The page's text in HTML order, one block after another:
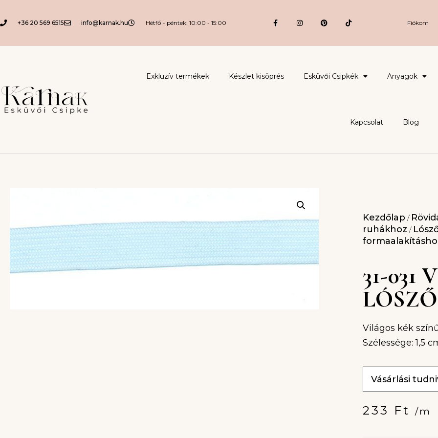
+36 20 569 6515 info@karnak.hu Hétfő - péntek: 10:00 - 15:00 Fiókom
Exkluzív termékek Készlet kisöprés Esküvői Csipkék Anyagok
Kapcsolat Blog
Kezdőlap /
ruhákhoz /
31-031
Világos kék
Szélessége: 1,5
Vásárlási
233 Ft /m